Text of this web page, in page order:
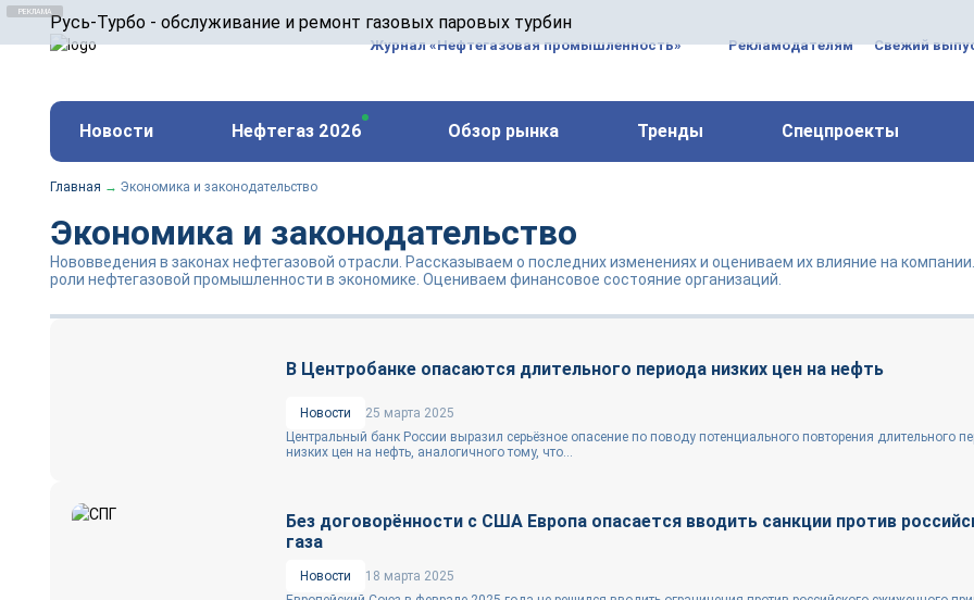
Русь-Турбо - обслуживание и ремонт газовых паровых турбин
ООО «Русь-Турбо» занимается сервисом газовых и паровых турбин, комплексным ремонтом,
оборудования ТЭС, зарубежных поршневых машин и компрессоров, которые работают на нефтегазовых,
и других предприятиях.
Реклама. ООО «Русь-Турбо», ИНН 7802588950
erid: F7NfYUJCUneVdwPs4znf
Журнал «Нефтегазовая промышленность» Рекламодателям Свежий
Новости Нефтегаз 2026 Обзор рынка Тренды Спецпроекты
Главная → Экономика и законодательство
Экономика и законодательство
Нововведения в законах нефтегазовой отрасли. Рассказываем о последних изменениях и оцениваем их влияние на
роли нефтегазовой промышленности в экономике. Оцениваем финансовое состояние организаций.
В Центробанке опасаются длительного периода низких цен на нефть
Новости
25 марта 2025
Центральный банк России выразил серьёзное опасение по поводу потенциального повторения длительного
низких цен на нефть, аналогичного тому, что...
Без договорённости с США Европа опасается вводить санкции против
газа
Новости
18 марта 2025